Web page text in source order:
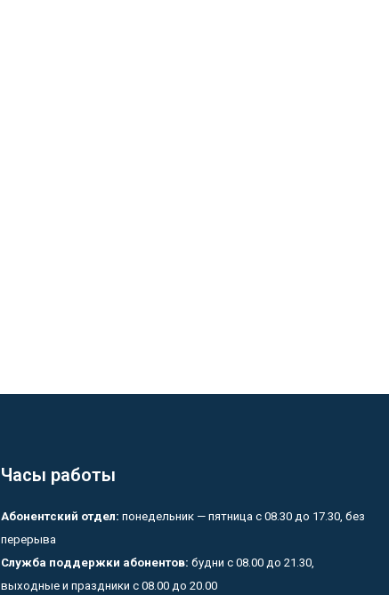
Часы работы
Абонентский отдел: понедельник — пятница с 08.30 до 17.30, без
перерыва
Служба поддержки абонентов: будни с 08.00 до 21.30,
выходные и праздники с 08.00 до 20.00